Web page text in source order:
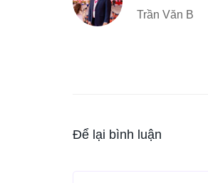
Trần Văn B
Để lại bình luận